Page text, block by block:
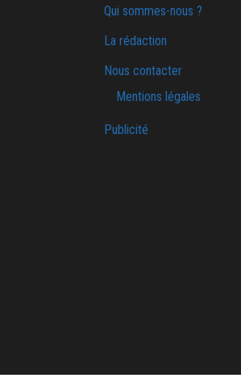
Qui sommes-nous ?
La rédaction
Nous contacter
Mentions légales
Publicité